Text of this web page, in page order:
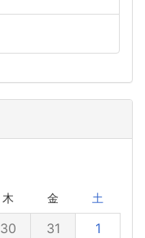
木 金 土
30 31 1